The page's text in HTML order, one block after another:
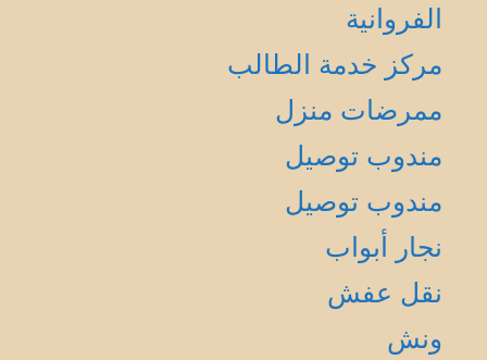
الفروانية
مركز خدمة الطالب
ممرضات منزل
مندوب توصيل
مندوب توصيل
نجار أبواب
نقل عفش
ونش